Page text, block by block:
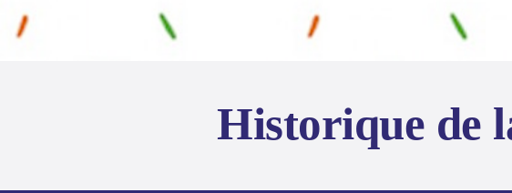
Historique de